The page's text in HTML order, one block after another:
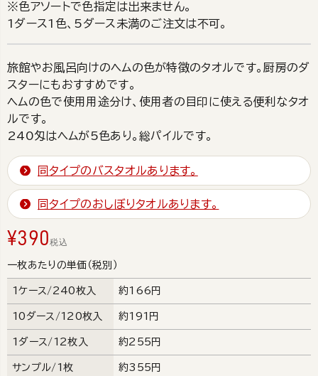
※色アソートで色指定は出来ません。
1ダース1色、5ダース未満のご注文は不可。
旅館やお風呂向けのヘムの色が特徴のタオルです。厨房のダ
スターにもおすすめです。
ヘムの色で使用用途分け、使用者の目印に使える便利なタオ
ルです。
240匁はヘムが5色あり。総パイルです。
同タイプのバスタオルあります。
同タイプのおしぼりタオルあります。
¥390税込
一枚あたりの単価（税別）
1ケース/240枚入 約166円
10ダース/120枚入 約191円
1ダース/12枚入 約255円
サンプル/1枚 約355円